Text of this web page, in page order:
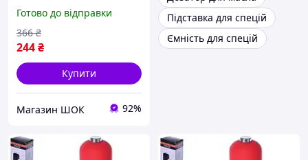
Готово до відправки
244₴
366 ₴
Купити
Магазин ШОК 92%
Підставка для спецій
Ємність для спецій